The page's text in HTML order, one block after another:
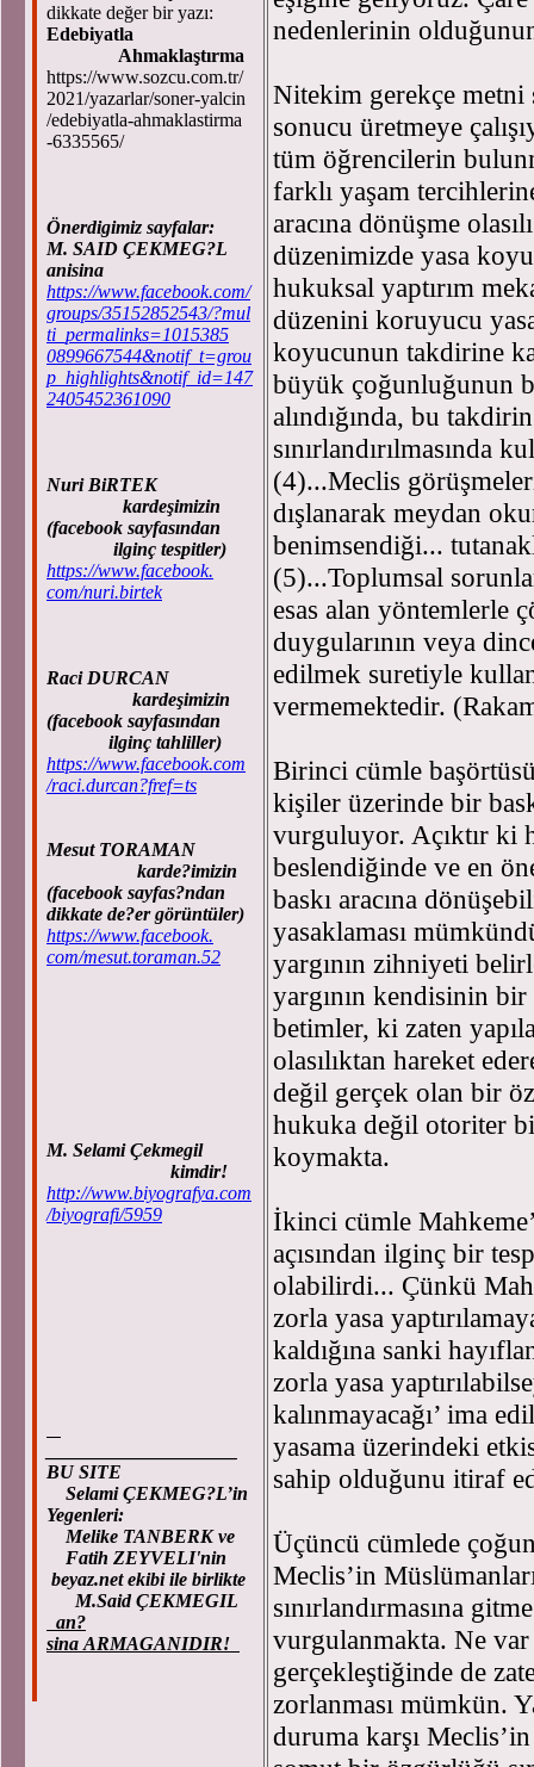
dikkate değer bir yazı:
Edebiyatla
Ahmaklaştırma
https://www.sozcu.com.tr/
2021/yazarlar/soner-yalcin
/edebiyatla-ahmaklastirma
-6335565/
Önerdigimiz sayfalar:
M. SAID ÇEKMEG?L
anisina
https://www.facebook.com/
groups/35152852543/?mul
ti_permalinks=1015385
0899667544&notif_t=grou
p_highlights&notif_id=147
2405452361090
Nuri BiRTEK
kardeşimizin
(facebook sayfasından
ilginç tespitler)
https://www.facebook.
com/nuri.birtek
Raci DURCAN
kardeşimizin
(facebook sayfasından
ilginç tahliller)
https://www.facebook.com
/raci.durcan?fref=ts
Mesut TORAMAN
karde?imizin
(facebook sayfas?ndan
dikkate de?er görüntüler)
https://www.facebook.
com/mesut.toraman.52
M. Selami Çekmegil
kimdir!
http://www.biyografya.com
/biyografi/5959
BU SITE
Selami ÇEKMEG?L’in
Yegenleri:
Melike TANBERK ve
Fatih ZEYVELI'nin
beyaz.net ekibi ile birlikte
M.Said ÇEKMEGIL
an?
sina ARMAGANIDIR!
nedenlerinin
Nitekim gerekçe metni
sonucu üretmeye
tüm öğrencilerin
farklı yaşam
aracına dönüşme
düzenimizde yasa
hukuksal yaptırım
düzenini koruyucu
koyucunun takdirine
büyük çoğunluğunun
alındığında, bu
sınırlandırılmasında
(4)...Meclis
dışlanarak meydan
benimsendiği...
(5)...Toplumsal
esas alan yöntemlerle
duygularının veya
edilmek suretiyle
vermemektedir.
Birinci cümle
kişiler üzerinde bir
vurguluyor. Açıktır ki
beslendiğinde ve en
baskı aracına
yasaklaması
yargının zihniyeti
yargının kendisinin bir
betimler, ki zaten
olasılıktan hareket
değil gerçek olan bir
hukuka değil otoriter
koymakta.
İkinci cümle
açısından ilginç bir
olabilirdi... Çünkü
zorla yasa
kaldığına sanki
zorla yasa
kalınmayacağı’ ima
yasama üzerindeki
sahip olduğunu itiraf
Üçüncü cümlede
Meclis’in
sınırlandırmasına
vurgulanmakta. Ne var
gerçekleştiğinde de
zorlanması mümkün.
duruma karşı